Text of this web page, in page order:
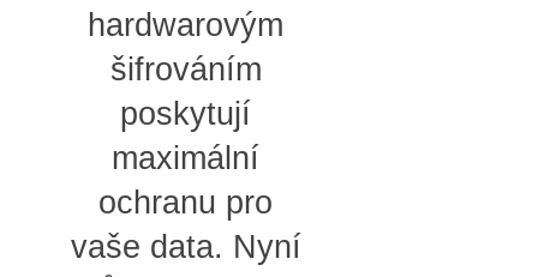
hardwarovým
šifrováním
poskytují
maximální
ochranu pro
vaše data. Nyní